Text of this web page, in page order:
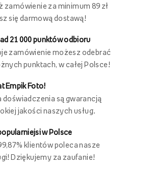
zamówienie za minimum 89 zł
się darmową dostawą!
21 000 punktów odbioru
zamówienie możesz odebrać
punktach, w całej Polsce!
Empik Foto!
doświadczenia są gwarancją
jakości naszych usług.
w Polsce
klientów poleca nasze
Dziękujemy za zaufanie!